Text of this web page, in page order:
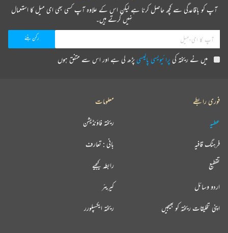
آپ کو باقاعدگی سے کچھ حاصل کرنا ہے لیکن اس کے علاوہ آپ کسی بھی ای میل کا استعمال
نہیں کرتے ہیں۔
میں نے ریختہ کیپرائیویسی پالیسیپڑھ لی ہے اور اس سے متفق ہوں
فوری رابطے
عطیہ
فرہنگ قافیہ
تقطیع
اردو وسائل
اپنی تخلیقات ریختہ کو بھیجیں
معلومات
ریختہ فاؤنڈیشن
بانی : تعارف
رابطہ کیجیے
کیریئر
ریختہ ایکسپلورر